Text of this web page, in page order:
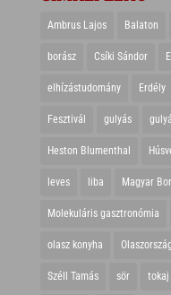
Ambrus Lajos Balaton
borász Csíki Sándor
elhízástudomány Erdély
Fesztivál gulyás
Heston Blumenthal
leves liba Magyar
Molekuláris gasztronómia
olasz konyha Olaszország
Széll Tamás sör tokaj